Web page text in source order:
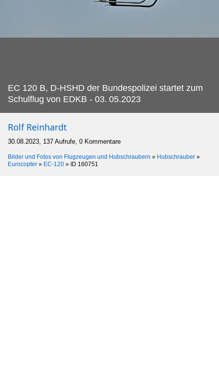
EC 120 B, D-HSHD der Bundespolizei startet zum
Schulflug von EDKB - 03. 05.2023
Rolf Reinhardt
30.08.2023, 137 Aufrufe, 0 Kommentare
Bilder und Fotos von Flugzeugen und Hubschraubern » Hubschrauber »
Eurocopter » EC-120 » ID 160751